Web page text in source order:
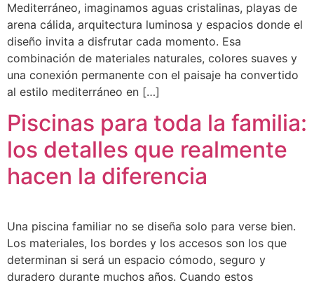
Mediterráneo, imaginamos aguas cristalinas, playas de
arena cálida, arquitectura luminosa y espacios donde el
diseño invita a disfrutar cada momento. Esa
combinación de materiales naturales, colores suaves y
una conexión permanente con el paisaje ha convertido
al estilo mediterráneo en […]
Piscinas para toda la familia:
los detalles que realmente
hacen la diferencia
Una piscina familiar no se diseña solo para verse bien.
Los materiales, los bordes y los accesos son los que
determinan si será un espacio cómodo, seguro y
duradero durante muchos años. Cuando estos